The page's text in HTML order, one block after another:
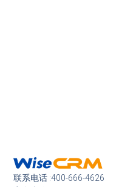
联系电话 :400-666-4626